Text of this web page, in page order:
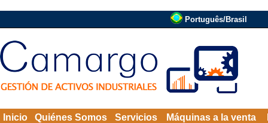
Português/Brasil
Inicio Quiénes Somos Servicios Máquinas a la venta